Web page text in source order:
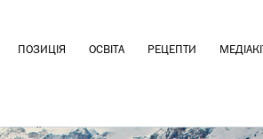
ПОЗИЦІЯ ОСВІТА РЕЦЕПТИ МЕДІАКІТ